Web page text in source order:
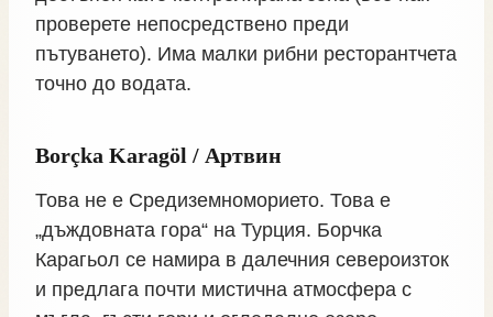
проверете непосредствено преди
пътуването). Има малки рибни ресторантчета
точно до водата.
Borçka Karagöl / Артвин
Това не е Средиземноморието. Това е
„дъждовната гора“ на Турция. Борчка
Карагьол се намира в далечния североизток
и предлага почти мистична атмосфера с